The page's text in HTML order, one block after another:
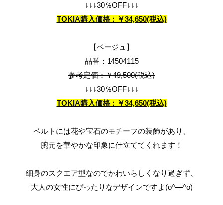
↓↓↓30％OFF↓↓↓
TOKIA購入価格：￥34,650(税込)
【ベージュ】
品番：14504115
参考定価：￥49,500(税込)
↓↓↓30％OFF↓↓↓
TOKIA購入価格：￥34,650(税込)
ベルトには花や宝石のモチーフの装飾があり、
腕元を華やかな印象に仕立ててくれます！
細身のスクエア型なのでかわいらしくなり過ぎず、
大人の女性にぴったりなデザインですよ(o^―^o)